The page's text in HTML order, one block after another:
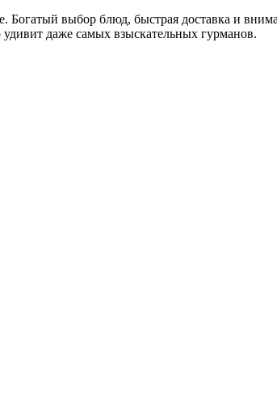
выбор блюд, быстрая доставка и
даже самых взыскательных гурманов.